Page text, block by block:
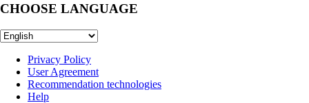
CHOOSE LANGUAGE
Privacy Policy
User Agreement
Recommendation technologies
Help